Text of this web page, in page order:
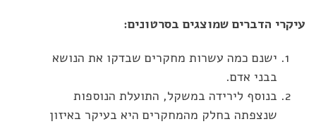
עיקרי הדברים שמוצגים בסרטונים:
ישנם כמה עשרות מחקרים שבדקו את הנושא
בבני אדם.
בנוסף לירידה במשקל, התועלת הנוספות
שנצפתה בחלק מהמחקרים היא בעיקר באיזון